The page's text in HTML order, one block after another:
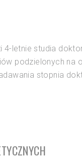
letnie studia
podzielonych na
stopnia